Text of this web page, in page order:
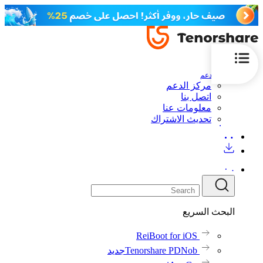
الدعم
مركز الدعم
اتصل بنا
معلومات عنا
تحديث الاشتراك
البحث السريع
ReiBoot for iOS
Tenorshare PDNobجديد